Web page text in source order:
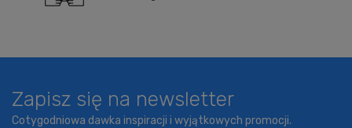
Zapisz się na newsletter
Cotygodniowa dawka inspiracji i wyjątkowych promocji.